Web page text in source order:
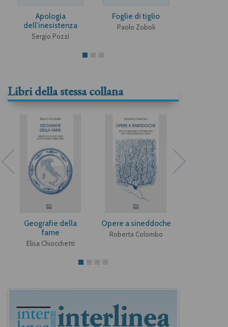
Apologia
dell'inesistenza
Sergio Pozzi
Foglie di tiglio
Paolo Zoboli
Libri della stessa collana
Geografie della
fame
Elisa Chiocchetti
Opere a sineddoche
Roberta Colombo